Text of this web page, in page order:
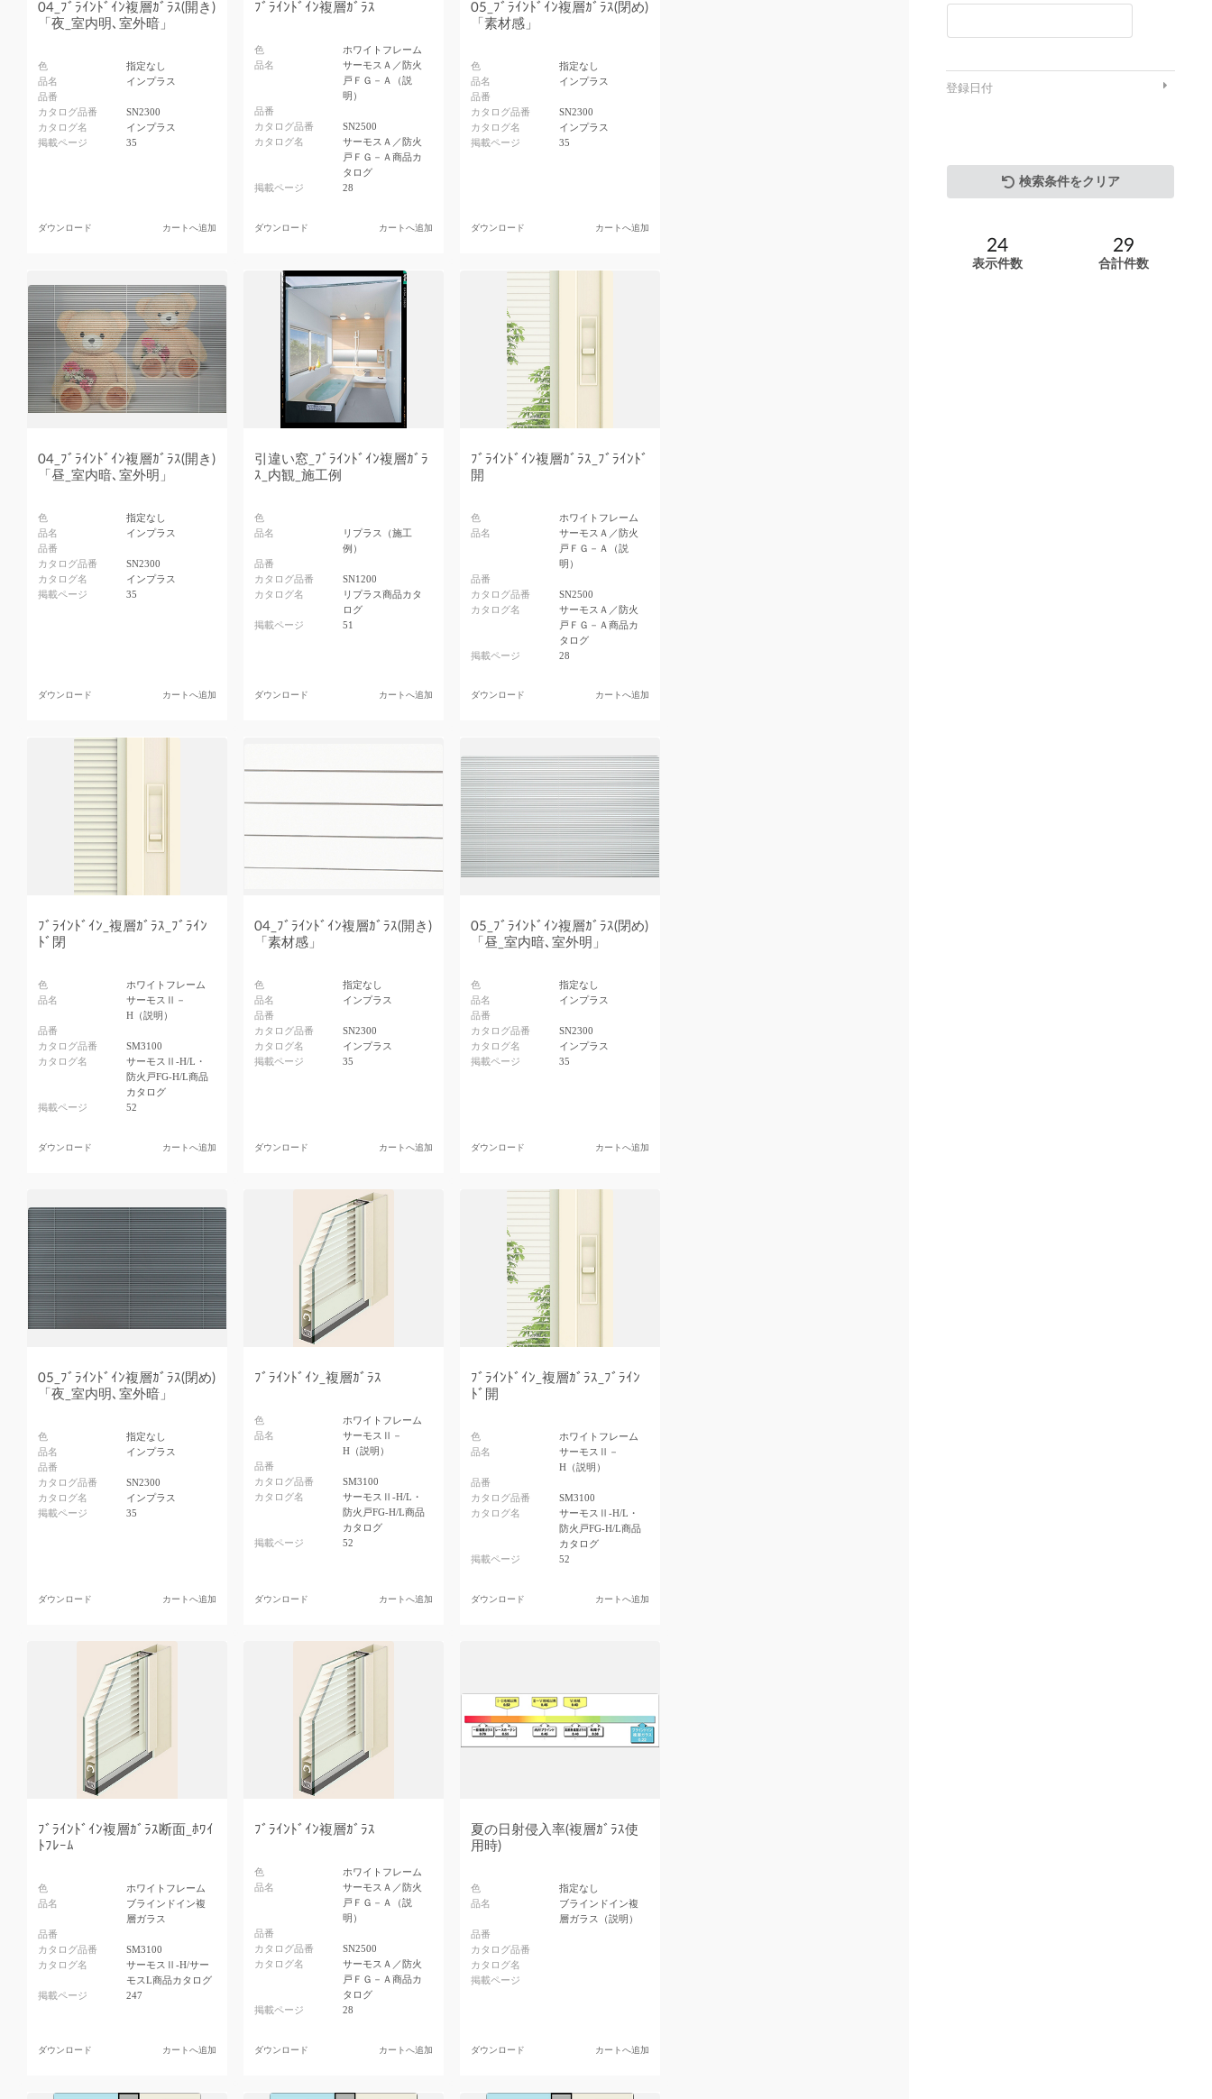
04_ﾌﾞﾗｲﾝﾄﾞｲﾝ複層ｶﾞﾗｽ(開き)
「夜_室内明､室外暗」
色
指定なし
品名
インプラス
品番
カタログ品番
SN2300
カタログ名
インプラス
掲載ページ
35
ダウンロード カートへ追加
ﾌﾞﾗｲﾝﾄﾞｲﾝ複層ｶﾞﾗｽ
色
ホワイトフレーム
品名
サーモスＡ／防火
戸ＦＧ－Ａ（説
明）
品番
カタログ品番
SN2500
カタログ名
サーモスＡ／防火
戸ＦＧ－Ａ商品カ
タログ
掲載ページ
28
ダウンロード カートへ追加
05_ﾌﾞﾗｲﾝﾄﾞｲﾝ複層ｶﾞﾗｽ(閉め)
「素材感」
色
指定なし
品名
インプラス
品番
カタログ品番
SN2300
カタログ名
インプラス
掲載ページ
35
ダウンロード カートへ追加
04_ﾌﾞﾗｲﾝﾄﾞｲﾝ複層ｶﾞﾗｽ(開き)
「昼_室内暗､室外明」
色
指定なし
品名
インプラス
品番
カタログ品番
SN2300
カタログ名
インプラス
掲載ページ
35
ダウンロード カートへ追加
引違い窓_ﾌﾞﾗｲﾝﾄﾞｲﾝ複層ｶﾞﾗ
ｽ_内観_施工例
色
品名
リプラス（施工
例）
品番
カタログ品番
SN1200
カタログ名
リプラス商品カタ
ログ
掲載ページ
51
ダウンロード カートへ追加
ﾌﾞﾗｲﾝﾄﾞｲﾝ複層ｶﾞﾗｽ_ﾌﾞﾗｲﾝﾄﾞ
開
色
ホワイトフレーム
品名
サーモスＡ／防火
戸ＦＧ－Ａ（説
明）
品番
カタログ品番
SN2500
カタログ名
サーモスＡ／防火
戸ＦＧ－Ａ商品カ
タログ
掲載ページ
28
ダウンロード カートへ追加
ﾌﾞﾗｲﾝﾄﾞｲﾝ_複層ｶﾞﾗｽ_ﾌﾞﾗｲﾝ
ﾄﾞ閉
色
ホワイトフレーム
品名
サーモスⅡ－
H（説明）
品番
カタログ品番
SM3100
カタログ名
サーモスⅡ-H/L・
防火戸FG-H/L商品
カタログ
掲載ページ
52
ダウンロード カートへ追加
04_ﾌﾞﾗｲﾝﾄﾞｲﾝ複層ｶﾞﾗｽ(開き)
「素材感」
色
指定なし
品名
インプラス
品番
カタログ品番
SN2300
カタログ名
インプラス
掲載ページ
35
ダウンロード カートへ追加
05_ﾌﾞﾗｲﾝﾄﾞｲﾝ複層ｶﾞﾗｽ(閉め)
「昼_室内暗､室外明」
色
指定なし
品名
インプラス
品番
カタログ品番
SN2300
カタログ名
インプラス
掲載ページ
35
ダウンロード カートへ追加
05_ﾌﾞﾗｲﾝﾄﾞｲﾝ複層ｶﾞﾗｽ(閉め)
「夜_室内明､室外暗」
色
指定なし
品名
インプラス
品番
カタログ品番
SN2300
カタログ名
インプラス
掲載ページ
35
ダウンロード カートへ追加
ﾌﾞﾗｲﾝﾄﾞｲﾝ_複層ｶﾞﾗｽ
色
ホワイトフレーム
品名
サーモスⅡ－
H（説明）
品番
カタログ品番
SM3100
カタログ名
サーモスⅡ-H/L・
防火戸FG-H/L商品
カタログ
掲載ページ
52
ダウンロード カートへ追加
ﾌﾞﾗｲﾝﾄﾞｲﾝ_複層ｶﾞﾗｽ_ﾌﾞﾗｲﾝ
ﾄﾞ開
色
ホワイトフレーム
品名
サーモスⅡ－
H（説明）
品番
カタログ品番
SM3100
カタログ名
サーモスⅡ-H/L・
防火戸FG-H/L商品
カタログ
掲載ページ
52
ダウンロード カートへ追加
ﾌﾞﾗｲﾝﾄﾞｲﾝ複層ｶﾞﾗｽ断面_ﾎﾜｲ
ﾄﾌﾚｰﾑ
色
ホワイトフレーム
品名
ブラインドイン複
層ガラス
品番
カタログ品番
SM3100
カタログ名
サーモスⅡ-H/サー
モスL商品カタログ
掲載ページ
247
ダウンロード カートへ追加
ﾌﾞﾗｲﾝﾄﾞｲﾝ複層ｶﾞﾗｽ
色
ホワイトフレーム
品名
サーモスＡ／防火
戸ＦＧ－Ａ（説
明）
品番
カタログ品番
SN2500
カタログ名
サーモスＡ／防火
戸ＦＧ－Ａ商品カ
タログ
掲載ページ
28
ダウンロード カートへ追加
夏の日射侵入率(複層ｶﾞﾗｽ使
用時)
色
指定なし
品名
ブラインドイン複
層ガラス（説明）
品番
カタログ品番
カタログ名
掲載ページ
ダウンロード カートへ追加
登録日付
検索条件をクリア
24
表示件数
29
合計件数